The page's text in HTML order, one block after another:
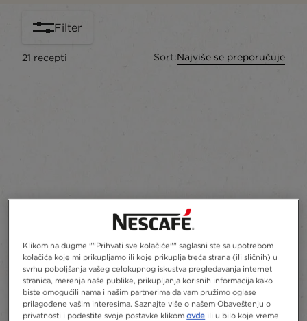
Filter
21 recepti Sort:Najviše se preporučuje
Klikom na dugme ""Prihvati sve kolačiće"" saglasni ste sa upotrebom
kolačića koje mi prikupljamo ili koje prikuplja treća strana (ili sličnih) u
svrhu poboljšanja vašeg celokupnog iskustva pregledavanja internet
stranica, merenja naše publike, prikupljanja korisnih informacija kako
biste omogućili nama i našim partnerima da vam pružimo oglase
prilagođene vašim interesima. Saznajte više o našem Obaveštenju o
privatnosti i podestite svoje postavke klikomovde ili u bilo koje vreme